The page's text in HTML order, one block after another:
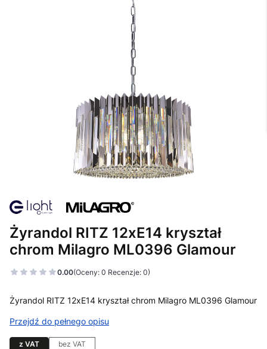
Żyrandol RITZ 12xE14 kryształ
chrom Milagro ML0396 Glamour
0.00(Oceny: 0 Recenzje: 0)
Żyrandol RITZ 12xE14 kryształ chrom Milagro ML0396 Glamour
Przejdź do pełnego opisu
z VAT bez VAT